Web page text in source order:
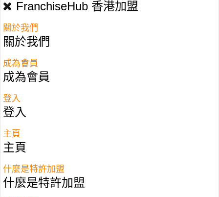
FranchiseHub 香港加盟
關於我們
關於我們
成為會員
成為會員
登入
登入
主頁
主頁
什麼是特許加盟
什麼是特許加盟